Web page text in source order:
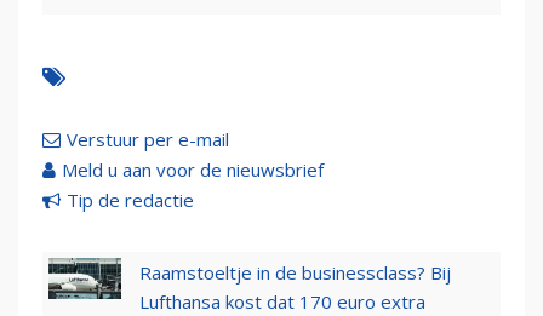
Verstuur per e-mail
Meld u aan voor de nieuwsbrief
Tip de redactie
Raamstoeltje in de businessclass? Bij
Lufthansa kost dat 170 euro extra